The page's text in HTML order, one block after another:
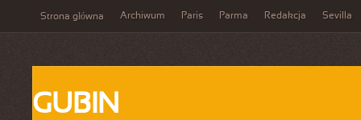
Strona główna Archiwum Paris Parma Redakcja Sevilla
GUBIN